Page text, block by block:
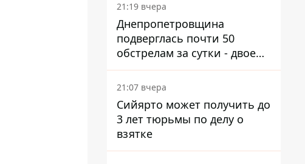
21:19 вчера
Днепропетровщина
подверглась почти 50
обстрелам за сутки - двое
погибших, шесть
пострадавших
21:07 вчера
Сийярто может получить до
3 лет тюрьмы по делу о
взятке